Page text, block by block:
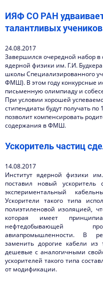
ИЯФ СО РАН
талантливых
24.08.2017
Завершился очередной набор в
ядерной физики им. Г.И.
школы Специализированного
ФМШ). В этом году конкурсные
письменную олимпиаду и
При условии хорошей
стипендиаты будут получать
позволит компенсировать
содержания в ФМШ.
Ускоритель частиц
14.08.2017
Институт ядерной физики
поставил новый
экспериментальный
Ускорители такого типа
полиэтиленовой изоляцией,
которая имеет
нефтедобывающей
авиапромышленности. В
заменить дорогие кабели
дешевые с аналогичными
ускорителей такого типа
от модификации.